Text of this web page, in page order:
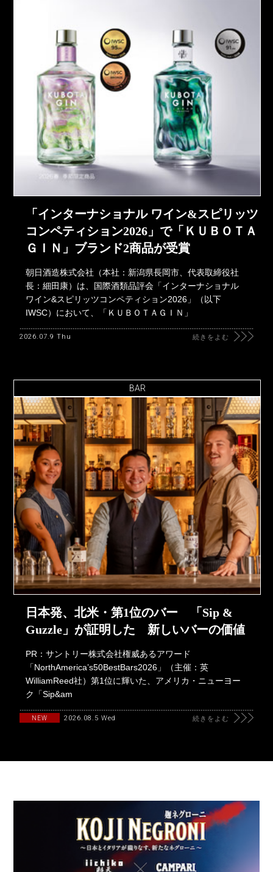
「インターナショナル ワイン&スピリッツ
コンペティション2026」で「ＫＵＢＯＴＡ
ＧＩＮ」ブランド2商品が受賞
朝日酒造株式会社（本社：新潟県長岡市、代表取締役社
長：細田康）は、国際酒類品評会「インターナショナル
ワイン&スピリッツコンペティション2026」（以下
IWSC）において、「ＫＵＢＯＴＡＧＩＮ」
2026.07.9 Thu 続きをよむ
BAR
日本発、北米・第1位のバー 「Sip &
Guzzle」が証明した 新しいバーの価値
PR：サントリー株式会社権威あるアワード
「NorthAmerica’s50BestBars2026」（主催：英
WilliamReed社）第1位に輝いた、アメリカ・ニューヨー
ク「Sip&am
NEW 2026.08.5 Wed 続きをよむ